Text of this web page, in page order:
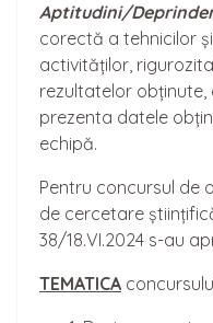
Aptitudini/
corectă a tehnicilor
activităților,
rezultatelor
prezenta datele
echipă.
Pentru concursul de
de cercetare
38/18.VI.2024 s-au
TEMATICA